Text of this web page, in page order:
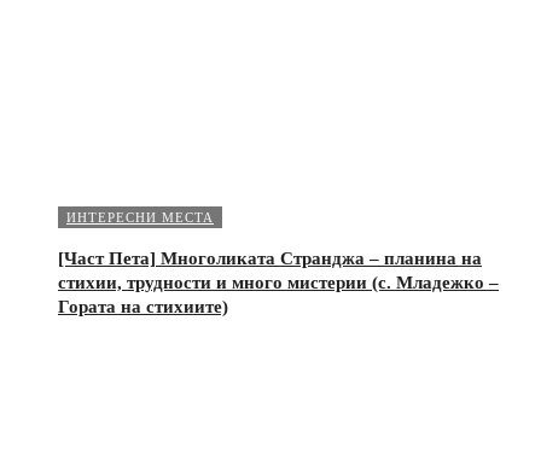
ИНТЕРЕСНИ МЕСТА
[Част Пета] Многоликата Странджа – планина на
стихии, трудности и много мистерии (с. Младежко –
Гората на стихиите)